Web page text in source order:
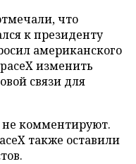
что
к президенту
американского
изменить
связи для
комментируют.
также оставили